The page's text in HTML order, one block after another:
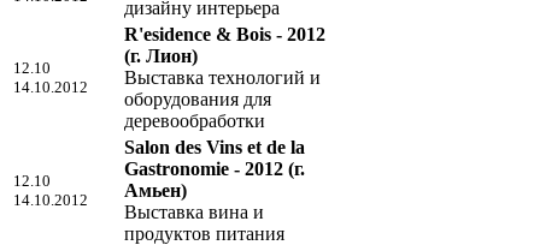
дизайну интерьера
12.10
14.10.2012
R'esidence & Bois - 2012
(г. Лион)
Выставка технологий и
оборудования для
деревообработки
12.10
14.10.2012
Salon des Vins et de la
Gastronomie - 2012 (г.
Амьен)
Выставка вина и
продуктов питания